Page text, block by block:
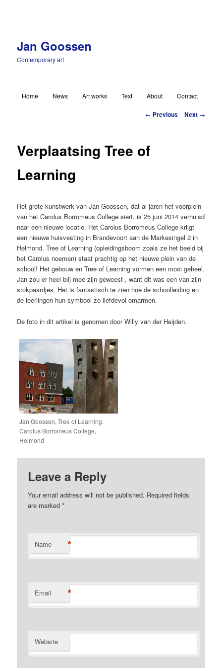
Jan Goossen
Contemporary art
Skip to primary content
Home News Art works Text About Contact
Post navigation
← Previous Next →
Verplaatsing Tree of
Learning
Het grote kunstwerk van Jan Goossen, dat al jaren het voorplein
van het Carolus Borromeus College siert, is 25 juni 2014 verhuisd
naar een nieuwe locatie. Het Carolus Borromeus College krijgt
een nieuwe huisvesting in Brandevoort aan de Markesingel 2 in
Helmond. Tree of Learning (opleidingsboom zoals ze het beeld bij
het Carolus noemen) staat prachtig op het nieuwe plein van de
school! Het gebouw en Tree of Learning vormen een mooi geheel.
Jan zou er heel blij mee zijn geweest , want dit was een van zijn
stokpaardjes. Het is fantastisch te zien hoe de schoolleiding en
de leerlingen hun symbool zo liefdevol omarmen.
De foto in dit artikel is genomen door Willy van der Heijden.
Jan Goossen, Tree of Learning.
Carolus Borromeus College,
Helmond
Leave a Reply
Your email address will not be published. Required fields
are marked*
Name *
Email *
Website